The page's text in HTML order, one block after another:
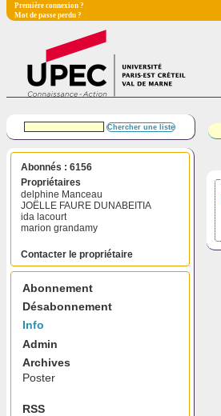
Première connexion ?
Mot de passe perdu ?
Abonnés : 6156
Propriétaires
delphine Manceau
JOËLLE FAURE DUNABEITIA
ida lacourt
marion grandamy
Contacter le propriétaire
Abonnement
Désabonnement
Info
Admin
Archives
Poster
RSS